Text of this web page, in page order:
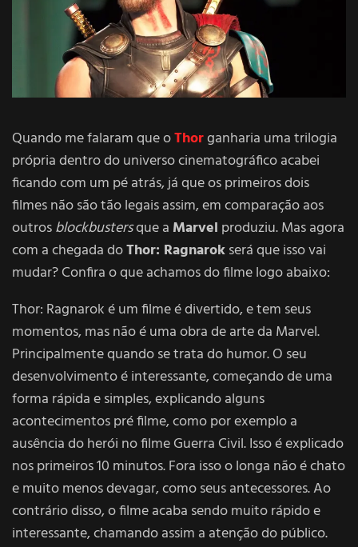
Quando me falaram que oThorganharia uma trilogia
própria dentro do universo cinematográfico acabei
ficando com um pé atrás, já que os primeiros dois
filmes não são tão legais assim, em comparação aos
outrosblockbustersque a Marvel produziu. Mas agora
com a chegada doThor: Ragnarokserá que isso vai
mudar? Confira o que achamos do filme logo abaixo:
Thor: Ragnarok é um filme é divertido, e tem seus
momentos, mas não é uma obra de arte da Marvel.
Principalmente quando se trata do humor. O seu
desenvolvimento é interessante, começando de uma
forma rápida e simples, explicando alguns
acontecimentos pré filme, como por exemplo a
ausência do herói no filme Guerra Civil. Isso é explicado
nos primeiros 10 minutos. Fora isso o longa não é chato
e muito menos devagar, como seus antecessores. Ao
contrário disso, o filme acaba sendo muito rápido e
interessante, chamando assim a atenção do público.